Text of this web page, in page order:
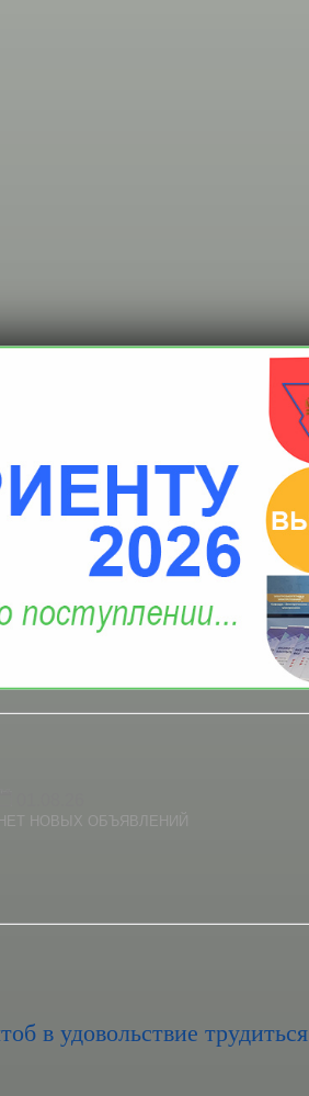
НЕТ НОВЫХ ОБЪЯВЛЕНИЙ
в удовольствие трудиться